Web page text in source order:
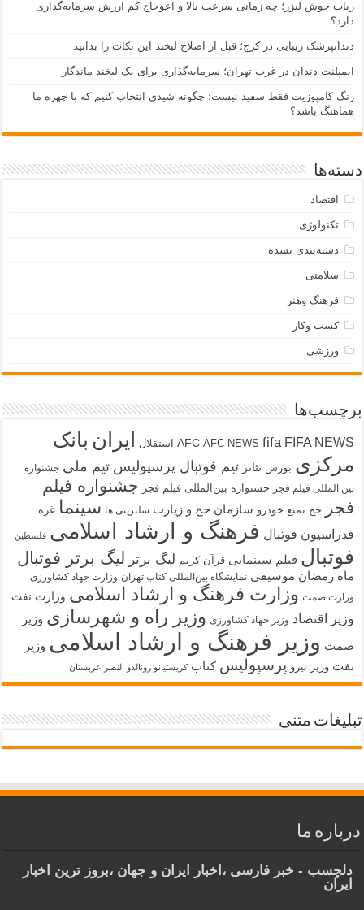
ربات جوش لیزر؛ چه زمانی سرعت بالا و اعوجاج کم ارزش سرمایه‌گذاری
دارد؟
دندانپزشک زیبایی در کرج؛ قبل از اصلاح لبخند این نکات را بدانید
ایمپلنت دندان در غرب تهران؛ سرمایه‌گذاری برای یک لبخند ماندگار
رنگ کامپوزیت فقط سفید نیست؛ چگونه شیدی انتخاب کنیم که با چهره ما
هماهنگ باشد؟
دسته‌ها
اقتصاد
تکنولوژی
دسته‌بندی نشده
سلامتی
فرهنگ وهنر
کسب وکار
ورزشی
برچسب‌ها
AFC AFC NEWS fifa FIFA NEWS استقلال ایران بانک
مرکزی بورس تئاتر تیم فوتبال پرسپولیس تیم ملی جشنواره
بین المللی فیلم فجر جشنواره بین‌المللی فیلم فجر جشنواره فیلم
فجر
حج تمتع خودرو سازمان حج و زیارت سلبریتی ها سینما غزه
فدراسیون فوتبال فرهنگ و ارشاد اسلامی فلسطین
فوتبال فیلم سینمایی قرآن کریم لیگ برتر لیگ برتر فوتبال
ماه رمضان موسیقی نمایشگاه بین‌المللی کتاب تهران وزارت جهاد کشاورزی
وزارت صمت وزارت فرهنگ و ارشاد اسلامی وزارت نفت
وزیر اقتصاد وزیر جهاد کشاورزی وزیر راه و شهرسازی وزیر
صمت وزیر فرهنگ و ارشاد اسلامی وزیر
نفت وزیر نیرو پرسپولیس کتاب کریستیانو رونالدو النصر عربستان
تبلیغات متنی
درباره ما
دلچسب - خبر فارسی ،اخبار ایران و جهان ،بروز ترین اخبار
ایران